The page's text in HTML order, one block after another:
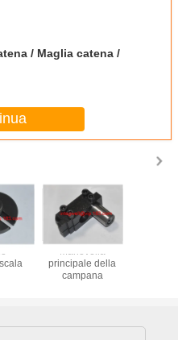
/ Maglia catena /
Manovella
principale della
campana